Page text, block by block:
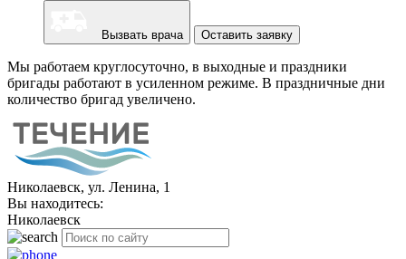
Вызвать врача Оставить заявку
Мы работаем круглосуточно, в выходные и праздники
бригады работают в усиленном режиме. В праздничные дни
количество бригад увеличено.
Николаевск, ул. Ленина, 1
Вы находитесь:
Николаевск